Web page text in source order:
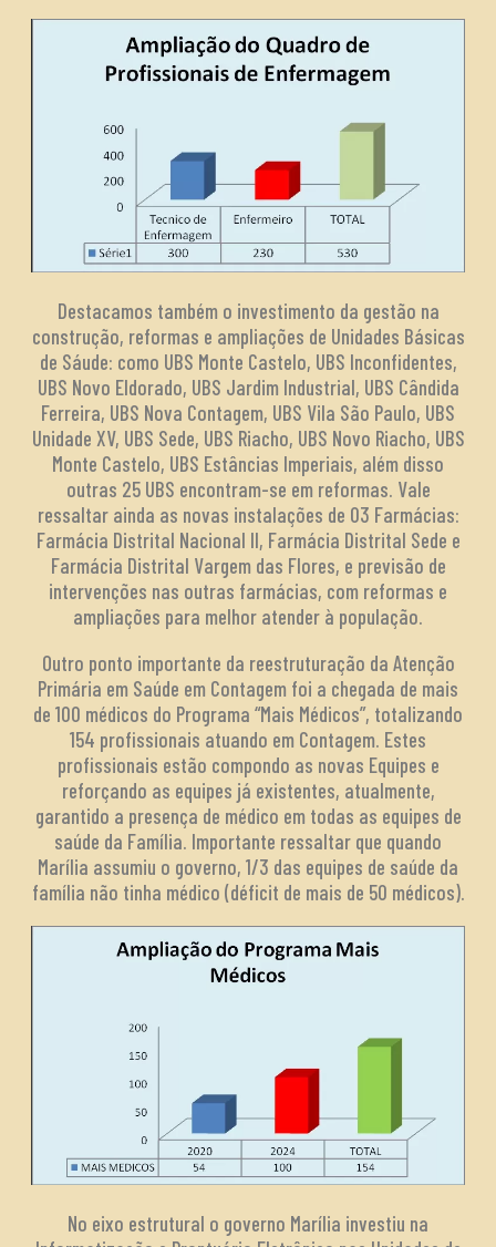
Destacamos também o investimento da gestão na
construção, reformas e ampliações de Unidades Básicas
de Sáude: como UBS Monte Castelo, UBS Inconfidentes,
UBS Novo Eldorado, UBS Jardim Industrial, UBS Cândida
Ferreira, UBS Nova Contagem, UBS Vila São Paulo, UBS
Unidade XV, UBS Sede, UBS Riacho, UBS Novo Riacho, UBS
Monte Castelo, UBS Estâncias Imperiais, além disso
outras 25 UBS encontram-se em reformas. Vale
ressaltar ainda as novas instalações de 03 Farmácias:
Farmácia Distrital Nacional II, Farmácia Distrital Sede e
Farmácia Distrital Vargem das Flores, e previsão de
intervenções nas outras farmácias, com reformas e
ampliações para melhor atender à população.
Outro ponto importante da reestruturação da Atenção
Primária em Saúde em Contagem foi a chegada de mais
de 100 médicos do Programa “Mais Médicos”, totalizando
154 profissionais atuando em Contagem. Estes
profissionais estão compondo as novas Equipes e
reforçando as equipes já existentes, atualmente,
garantido a presença de médico em todas as equipes de
saúde da Família. Importante ressaltar que quando
Marília assumiu o governo, 1/3 das equipes de saúde da
família não tinha médico (déficit de mais de 50 médicos).
No eixo estrutural o governo Marília investiu na